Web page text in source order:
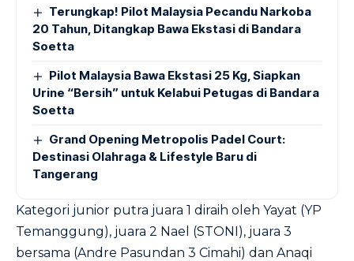
Terungkap! Pilot Malaysia Pecandu Narkoba
20 Tahun, Ditangkap Bawa Ekstasi di Bandara
Soetta
Pilot Malaysia Bawa Ekstasi 25 Kg, Siapkan
Urine “Bersih” untuk Kelabui Petugas di Bandara
Soetta
Grand Opening Metropolis Padel Court:
Destinasi Olahraga & Lifestyle Baru di
Tangerang
Kategori junior putra juara 1 diraih oleh Yayat (YP
Temanggung), juara 2 Nael (STONI), juara 3
bersama (Andre Pasundan 3 Cimahi) dan Anaqi